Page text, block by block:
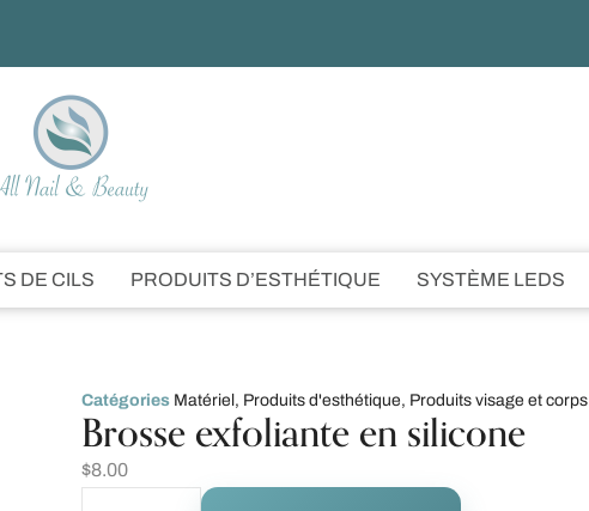
DE CILS PRODUITS D’ESTHÉTIQUE SYSTÈME LEDS
Catégories Matériel , Produits d'esthétique, Produits visage et corps
Brosse exfoliante en silicone
$8.00